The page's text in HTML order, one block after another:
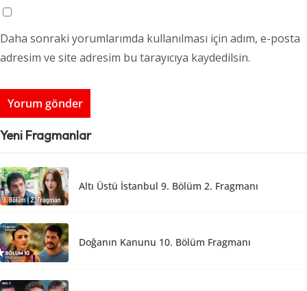
Daha sonraki yorumlarımda kullanılması için adım, e-posta
adresim ve site adresim bu tarayıcıya kaydedilsin.
Yeni Fragmanlar
Altı Üstü İstanbul 9. Bölüm 2. Fragmanı
Doğanın Kanunu 10. Bölüm Fragmanı